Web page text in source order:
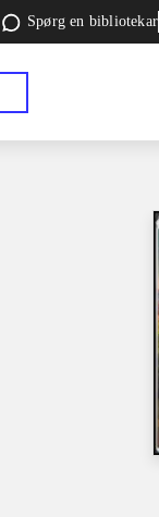
Spørg en bibliotekar